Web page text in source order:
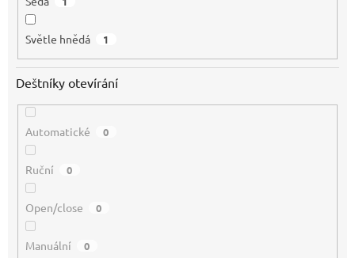
Světle hnědá 1
Deštníky otevírání
Automatické 0
Ruční 0
Open/close 0
Manuální 0